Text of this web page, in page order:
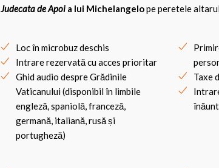
Judecata de Apoi a lui Michelangelope peretele
Loc în microbuz deschis
Intrare rezervată cu acces prioritar
Ghid audio despre Grădinile
Vaticanului (disponibil în limbile
engleză, spaniolă, franceză,
germană, italiană, rusă și
portugheză)
Taxe